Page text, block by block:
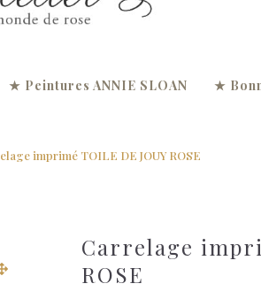
★ Peintures ANNIE SLOAN ★
imprimé TOILE DE JOUY ROSE
Carrelage
ROSE